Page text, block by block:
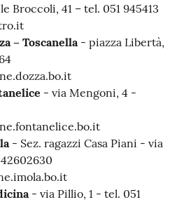
Broccoli, 41 – tel. 051 945413
– Toscanella - piazza Libertà,
- via Mengoni, 4 -
- Sez. ragazzi Casa Piani - via
- via Pillio, 1 - tel. 051